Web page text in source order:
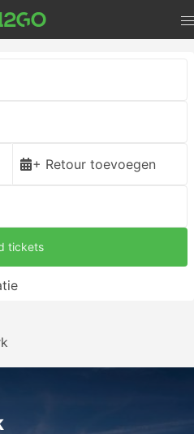
+ Retour toevoegen
tickets